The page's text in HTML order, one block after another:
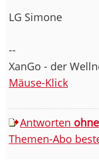
LG Simone
--
XanGo - der
Mäuse-Klick
Antworten ohne
Themen-Abo